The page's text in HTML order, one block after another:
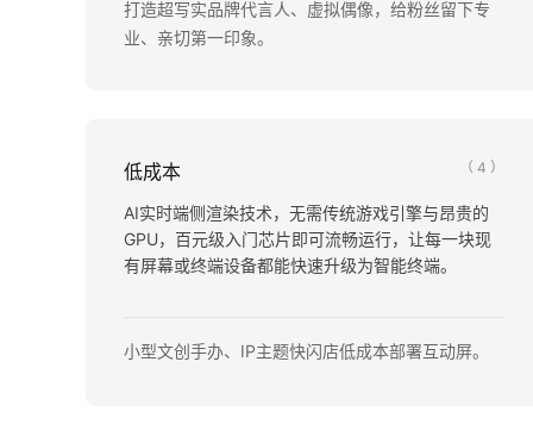
打造超写实品牌代言人、虚拟偶像，给粉丝留下专
业、亲切第一印象。
低成本 （ 4 ）
AI实时端侧渲染技术，无需传统游戏引擎与昂贵的
GPU，百元级入门芯片即可流畅运行，让每一块现
有屏幕或终端设备都能快速升级为智能终端。
小型文创手办、IP主题快闪店低成本部署互动屏。